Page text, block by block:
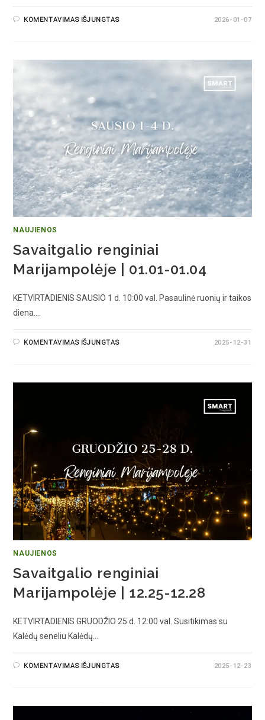
KOMENTAVIMAS IŠJUNGTAS 2026-01-07
NAUJIENOS
Savaitgalio renginiai
Marijampolėje | 01.01-01.04
KETVIRTADIENIS SAUSIO 1 d. 10:00 val. Pasaulinė ruonių ir taikos
diena.…
KOMENTAVIMAS IŠJUNGTAS 2025-12-31
NAUJIENOS
Savaitgalio renginiai
Marijampolėje | 12.25-12.28
KETVIRTADIENIS GRUODŽIO 25 d. 12:00 val. Susitikimas su
Kalėdų seneliu Kalėdų…
KOMENTAVIMAS IŠJUNGTAS 2025-12-23